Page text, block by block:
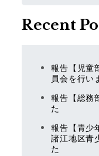
ン
Recent
報告【児童
員会を行い
報告【総務
た
報告【青少
諸江地区青
た